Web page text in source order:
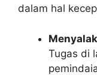
dalam hal
Tugas di